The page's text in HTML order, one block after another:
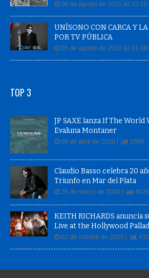
06 de agosto de 2026 às
UNÍSONO CON CARCA Y
POR TV PÚBLICA
06 de agosto de 2026 às
TOP 3
JP SAXE lanza If The World
Evaluna Montaner
08 de abril de 2020 | 5596
Claudio Basso celebra 20
Triunfo en Mar del Plata
26 de marzo de 2024 | 4626
KEITH RICHARDS anuncia
Live at the Hollywood
02 de octubre de 2020 |